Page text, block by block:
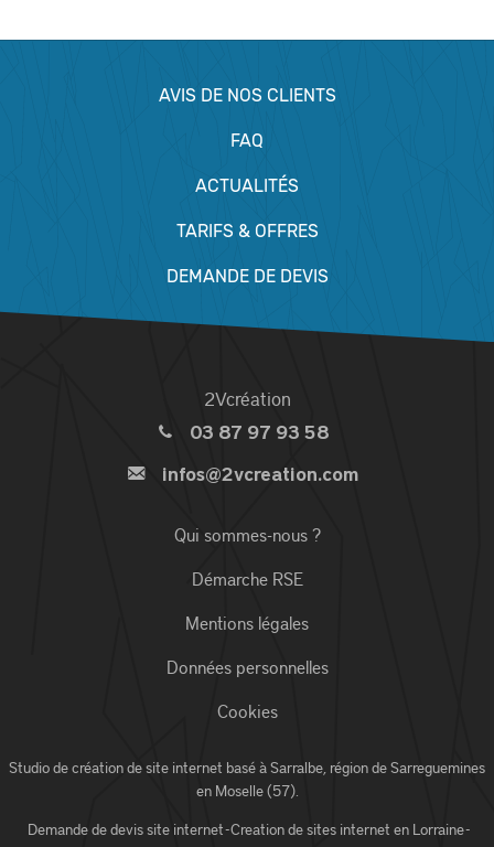
AVIS DE NOS CLIENTS
FAQ
ACTUALITÉS
TARIFS & OFFRES
DEMANDE DE DEVIS
2Vcréation
03 87 97 93 58
infos@2vcreation.com
Qui sommes-nous ?
Démarche RSE
Mentions légales
Données personnelles
Cookies
Studio de création de site internet basé à Sarralbe, région de Sarreguemines
en Moselle (57).
Demande de devis site internet-Creation de sites internet en Lorraine-